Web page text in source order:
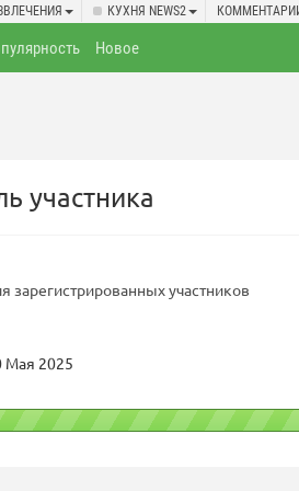
КУХНЯ NEWS2
Новое
участника
зарегистрированных участников
Мая 2025